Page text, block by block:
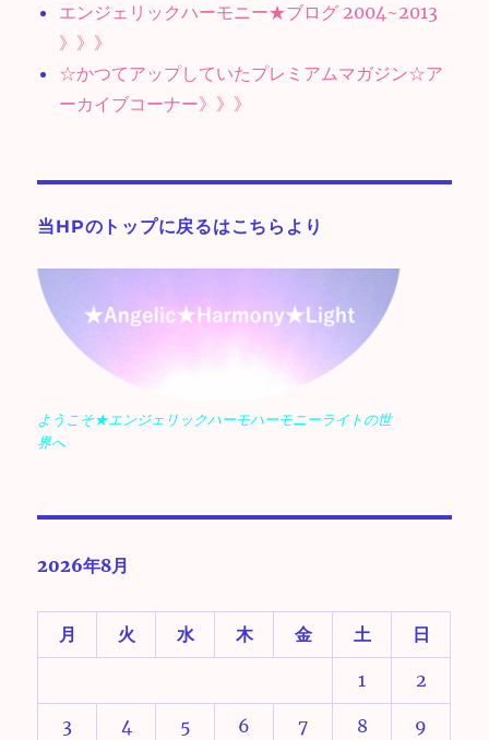
エンジェリックハーモニー★ブログ 2004~2013
》》》
☆かつてアップしていたプレミアムマガジン☆ア
ーカイブコーナー》》》
当HPのトップに戻るはこちらより
ようこそ★エンジェリックハーモハーモニーライトの世
界へ
2026年8月
月 火 水 木 金 土 日
1 2
3 4 5 6 7 8 9